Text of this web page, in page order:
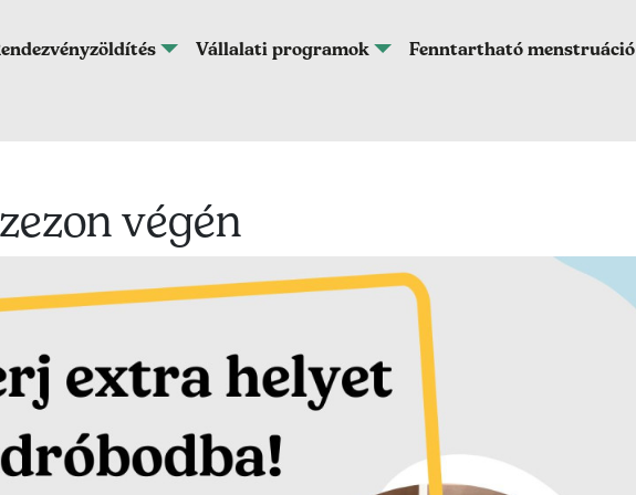
Vállalati programok Fenntartható menstruáció
végén